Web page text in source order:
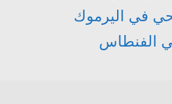
في اليرموك
الفنطاس